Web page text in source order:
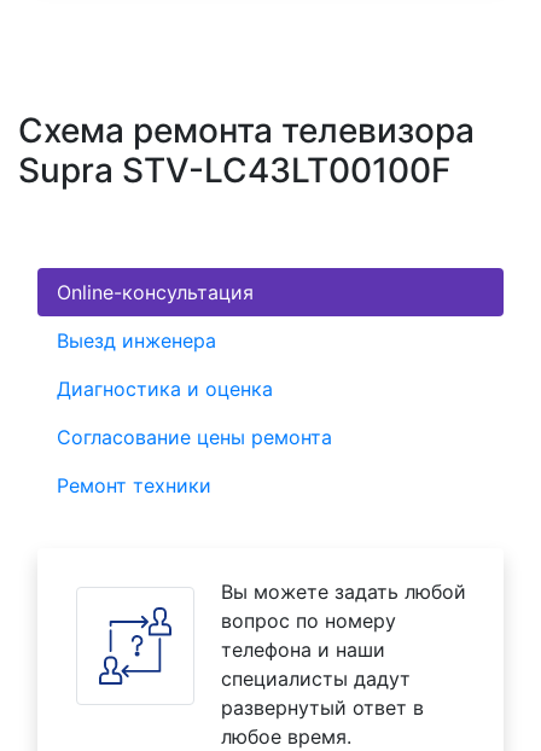
Схема ремонта телевизора
Supra STV-LC43LT00100F
Online-консультация
Выезд инженера
Диагностика и оценка
Согласование цены ремонта
Ремонт техники
Вы можете задать любой
вопрос по номеру
телефона и наши
специалисты дадут
развернутый ответ в
любое время.